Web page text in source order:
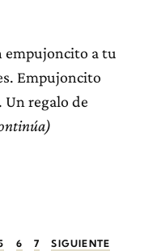
empujoncito a tu
Empujoncito
regalo de
6 7 SIGUIENTE